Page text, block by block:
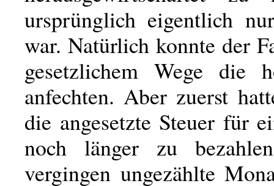
ursprünglich eigentlich
war. Natürlich konnte der
gesetzlichem Wege die
anfechten. Aber zuerst
die angesetzte Steuer für
noch länger zu
vergingen ungezählte